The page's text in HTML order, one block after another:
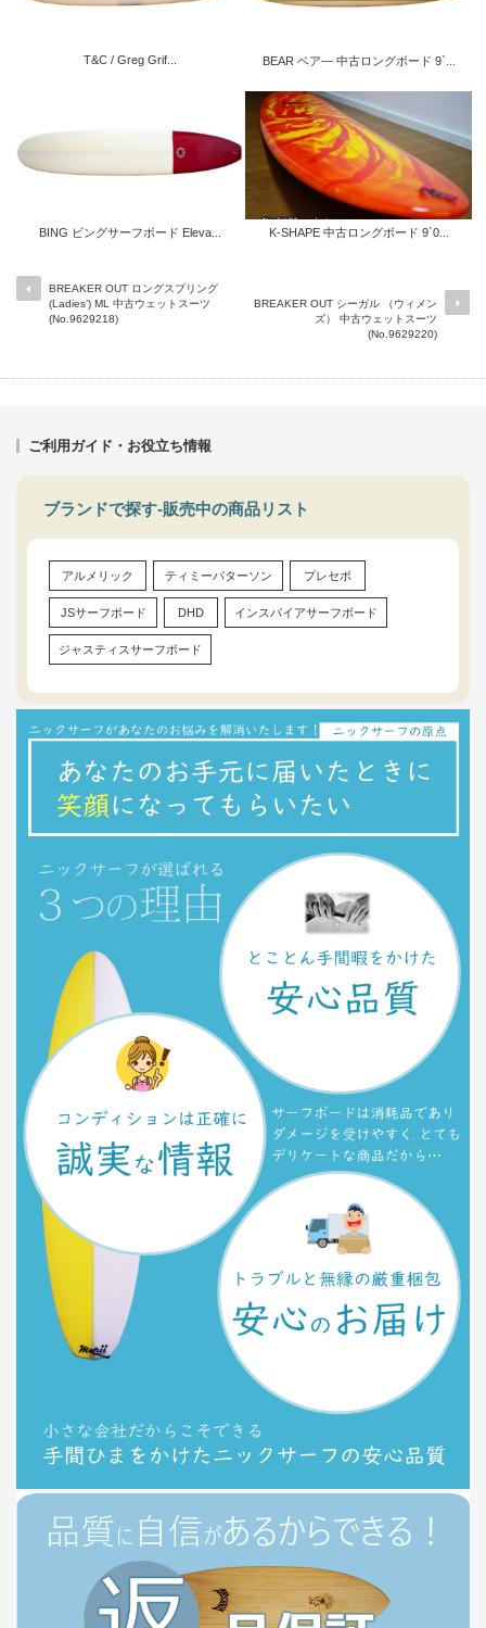
T&C / Greg Grif... BEAR ベア― 中古ロングボード 9`...
BING ビングサーフボード Eleva... K-SHAPE 中古ロングボード 9`0...
BREAKER OUT ロングスプリング
(Ladies’) ML 中古ウェットスーツ
(No.9629218)
BREAKER OUT シーガル （ウィメン
ズ） 中古ウェットスーツ
(No.9629220)
ご利用ガイド・お役立ち情報
ブランドで探す-販売中の商品リスト
アルメリック ティミーパターソン プレセボ
JSサーフボード DHD インスパイアサーフボード
ジャスティスサーフボード